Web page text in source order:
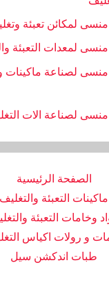
لمكائن تعبئة
لمعدات التعبئة
لصناعة ماكينات
لصناعة الات
الصفحة الرئيسية
ماكينات التعبئة والتغليف
وخامات التعبئة
و رولات اكياس
طبات اندكشن سيل